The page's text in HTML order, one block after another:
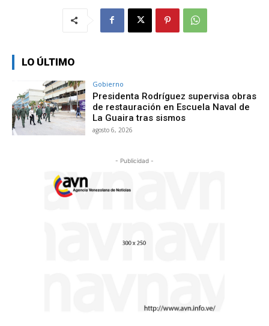
LO ÚLTIMO
Gobierno
Presidenta Rodríguez supervisa obras
de restauración en Escuela Naval de
La Guaira tras sismos
agosto 6, 2026
- Publicidad -